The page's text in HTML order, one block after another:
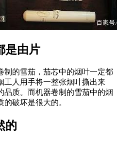
是由片
制的雪茄，茄芯中的烟叶一定都
工人用手将一整张烟叶撕出来
品质。而机器卷制的雪茄中的烟
破坏是很大的。
的